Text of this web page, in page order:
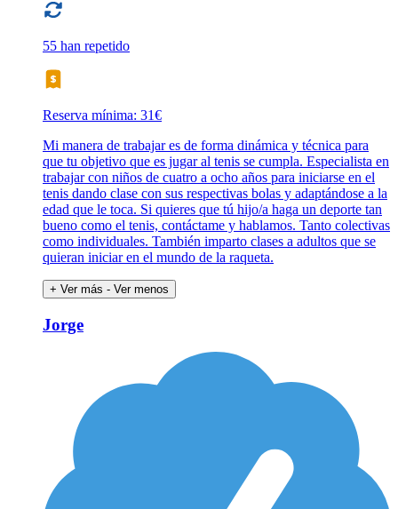
55 han repetido
Reserva mínima: 31€
Mi manera de trabajar es de forma dinámica y técnica para
que tu objetivo que es jugar al tenis se cumpla. Especialista en
trabajar con niños de cuatro a ocho años para iniciarse en el
tenis dando clase con sus respectivas bolas y adaptándose a la
edad que le toca. Si quieres que tú hijo/a haga un deporte tan
bueno como el tenis, contáctame y hablamos. Tanto colectivas
como individuales. También imparto clases a adultos que se
quieran iniciar en el mundo de la raqueta.
+ Ver más - Ver menos
Jorge